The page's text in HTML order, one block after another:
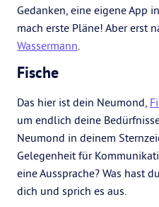
Gedanken, eine eigene App
mach erste Pläne! Aber erst
Wassermann.
Fische
Das hier ist dein Neumond,
um endlich deine
Neumond in deinem
Gelegenheit für
eine Aussprache? Was hast
dich und sprich es aus.